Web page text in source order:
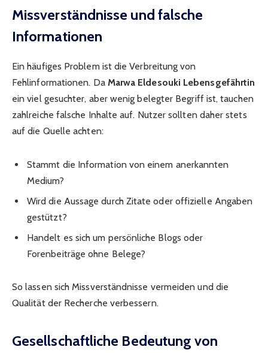
Missverständnisse und falsche
Informationen
Ein häufiges Problem ist die Verbreitung von
Fehlinformationen. Da Marwa Eldesouki Lebensgefährtin
ein viel gesuchter, aber wenig belegter Begriff ist, tauchen
zahlreiche falsche Inhalte auf. Nutzer sollten daher stets
auf die Quelle achten:
Stammt die Information von einem anerkannten
Medium?
Wird die Aussage durch Zitate oder offizielle Angaben
gestützt?
Handelt es sich um persönliche Blogs oder
Forenbeiträge ohne Belege?
So lassen sich Missverständnisse vermeiden und die
Qualität der Recherche verbessern.
Gesellschaftliche Bedeutung von